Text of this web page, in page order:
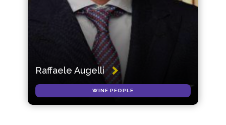
Raffaele Augelli
WINE PEOPLE